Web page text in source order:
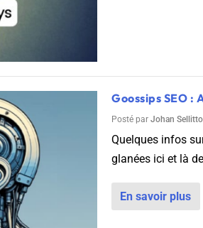
Goossips SEO :
Posté par Johan Sellitto
Quelques infos
glanées ici et là
En savoir plus